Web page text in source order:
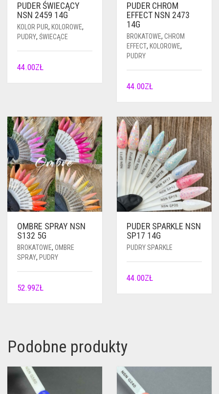
PUDER ŚWIECĄCY
NSN 2459 14G
KOLOR PUR, KOLOROWE,
PUDRY, ŚWIECĄCE
44.00ZŁ
PUDER CHROM
EFFECT NSN 2473
14G
BROKATOWE, CHROM
EFFECT, KOLOROWE,
PUDRY
44.00ZŁ
OMBRE SPRAY NSN
S132 5G
BROKATOWE, OMBRE
SPRAY, PUDRY
52.99ZŁ
PUDER SPARKLE NSN
SP17 14G
PUDRY SPARKLE
44.00ZŁ
Podobne produkty